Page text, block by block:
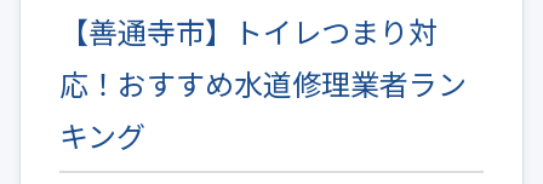
【善通寺市】トイレつまり対
応！おすすめ水道修理業者ラン
キング